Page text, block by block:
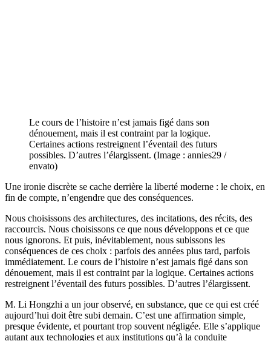
Le cours de l’histoire n’est jamais figé dans son
dénouement, mais il est contraint par la logique.
Certaines actions restreignent l’éventail des futurs
possibles. D’autres l’élargissent. (Image : annies29 /
envato)
Une ironie discrète se cache derrière la liberté moderne : le choix, en
fin de compte, n’engendre que des conséquences.
Nous choisissons des architectures, des incitations, des récits, des
raccourcis. Nous choisissons ce que nous développons et ce que
nous ignorons. Et puis, inévitablement, nous subissons les
conséquences de ces choix : parfois des années plus tard, parfois
immédiatement. Le cours de l’histoire n’est jamais figé dans son
dénouement, mais il est contraint par la logique. Certaines actions
restreignent l’éventail des futurs possibles. D’autres l’élargissent.
M. Li Hongzhi a un jour observé, en substance, que ce qui est créé
aujourd’hui doit être subi demain. C’est une affirmation simple,
presque évidente, et pourtant trop souvent négligée. Elle s’applique
autant aux technologies et aux institutions qu’à la conduite